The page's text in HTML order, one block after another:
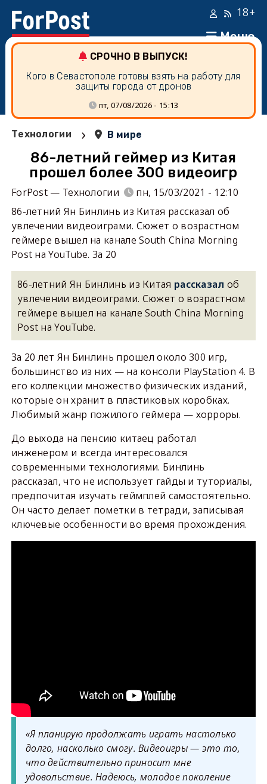
Меню
18+
СРОЧНО В ВЫПУСК!
Кого в Севастополе готовы взять на работу для
защиты города от дронов
пт, 07/08/2026 - 15:13
Технологии › В мире
86-летний геймер из Китая
прошел более 300 видеоигр
ForPost — Технологии
пн, 15/03/2021 - 12:10
86-летний Ян Бинлинь из Китая рассказал об
увлечении видеоиграми. Сюжет о возрастном
геймере вышел на канале South China Morning
Post на YouTube. За 20
86-летний Ян Бинлинь из Китая рассказал об
увлечении видеоиграми. Сюжет о возрастном
геймере вышел на канале South China Morning
Post на YouTube.
За 20 лет Ян Бинлинь прошел около 300 игр,
большинство из них — на консоли PlayStation 4. В
его коллекции множество физических изданий,
которые он хранит в пластиковых коробках.
Любимый жанр пожилого геймера — хорроры.
До выхода на пенсию китаец работал
инженером и всегда интересовался
современными технологиями. Бинлинь
рассказал, что не использует гайды и туториалы,
предпочитая изучать геймплей самостоятельно.
Он часто делает пометки в тетради, записывая
ключевые особенности во время прохождения.
«Я планирую продолжать играть настолько
долго, насколько смогу. Видеоигры — это то,
что действительно приносит мне
удовольствие. Надеюсь, молодое поколение